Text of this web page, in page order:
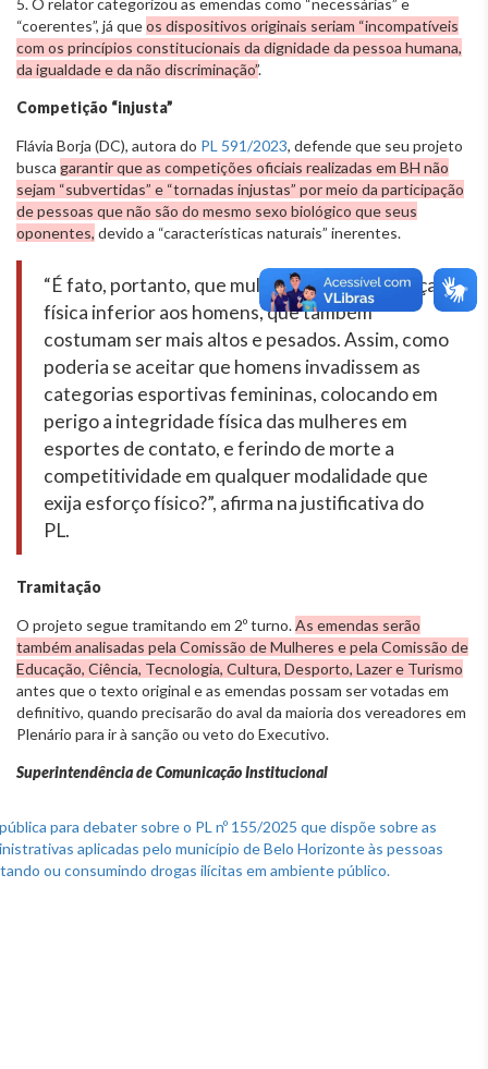
“coerentes”, já queos dispositivos originais seriam “incompatíveis
com os princípios constitucionais da dignidade da pessoa humana,
da igualdade e da não discriminação”.
Competição “injusta”
Flávia Borja (DC), autora do PL 591/2023, defende que seu projeto
busca garantir que as competições oficiais realizadas em BH não
sejam “subvertidas” e “tornadas injustas” por meio da participação
de pessoas que não são do mesmo sexo biológico que seus
oponentes, devido a “características naturais” inerentes.
“É fato, portanto, que mulheres possuem força
física inferior aos homens, que também
costumam ser mais altos e pesados. Assim, como
poderia se aceitar que homens invadissem as
categorias esportivas femininas, colocando em
perigo a integridade física das mulheres em
esportes de contato, e ferindo de morte a
competitividade em qualquer modalidade que
exija esforço físico?”, afirma na justificativa do
PL.
Tramitação
O projeto segue tramitando em 2º turno.As emendas serão
também analisadas pela Comissão de Mulheres e pela Comissão de
Educação, Ciência, Tecnologia, Cultura, Desporto, Lazer e Turismo
antes que o texto original e as emendas possam ser votadas em
definitivo, quando precisarão do aval da maioria dos vereadores em
Plenário para ir à sanção ou veto do Executivo.
Superintendência de Comunicação Institucional